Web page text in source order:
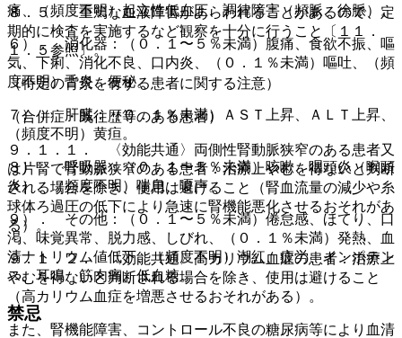
８．５． 重篤な血液障害があらわれることがあるので、定
期的に検査を実施するなど観察を十分に行うこと〔１１．
１．５参照〕。
（特定の背景を有する患者に関する注意）
（合併症・既往歴等のある患者）
９．１．１． 〈効能共通〉両側性腎動脈狭窄のある患者又
は片腎で腎動脈狭窄のある患者：治療上やむを得ないと判断
される場合を除き、使用は避けること（腎血流量の減少や糸
球体ろ過圧の低下により急速に腎機能悪化させるおそれがあ
る）。
９．１．２． 〈効能共通〉高カリウム血症の患者：治療上
やむを得ないと判断される場合を除き、使用は避けること
（高カリウム血症を増悪させるおそれがある）。
また、腎機能障害、コントロール不良の糖尿病等により血清
痛、（頻度不明）起立性低血圧、調律障害（頻脈、徐脈）。
６）． 消化器：（０．１〜５％未満）腹痛、食欲不振、嘔
気、下痢、消化不良、口内炎、（０．１％未満）嘔吐、（頻
度不明）舌炎、便秘。
７）． 肝臓：（０．１％未満）ＡＳＴ上昇、ＡＬＴ上昇、
（頻度不明）黄疸。
８）． 呼吸器：（０．１〜５％未満）咳嗽、咽頭炎（喉頭
炎）、（頻度不明）喘息、嗄声。
９）． その他：（０．１〜５％未満）倦怠感、ほてり、口
渇、味覚異常、脱力感、しびれ、（０．１％未満）発熱、血
清ナトリウム値低下、（頻度不明）潮紅、疲労、インポテン
ス、耳鳴、筋肉痛、低血糖。
禁忌